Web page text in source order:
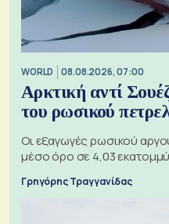
WORLD 08.08.2026, 07:00
Αρκτική αντί
του ρωσικού
Οι εξαγωγές ρωσικού
μέσο όρο σε 4,03
Γρηγόρης Τραγγανίδας